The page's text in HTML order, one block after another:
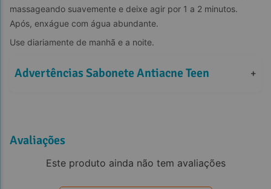
massageando suavemente e deixe agir por 1 a 2 minutos.
Após, enxágue com água abundante.
Use diariamente de manhã e a noite.
Advertências Sabonete Antiacne Teen +
Avaliações
Este produto ainda não tem avaliações